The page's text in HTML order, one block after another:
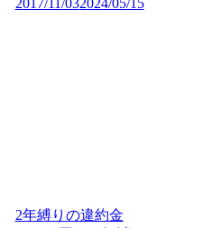
2017/11/032024/05/15
2年縛りの違約金